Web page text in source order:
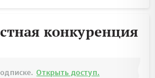
конкуренция
Открыть доступ.